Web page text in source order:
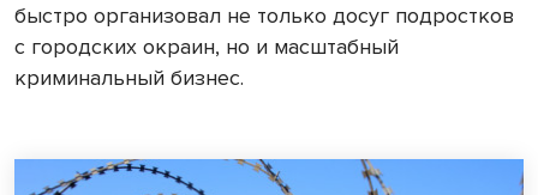
быстро организовал не только досуг подростков
с городских окраин, но и масштабный
криминальный бизнес.